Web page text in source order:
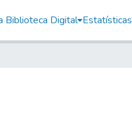
Biblioteca Digital Estatísticas